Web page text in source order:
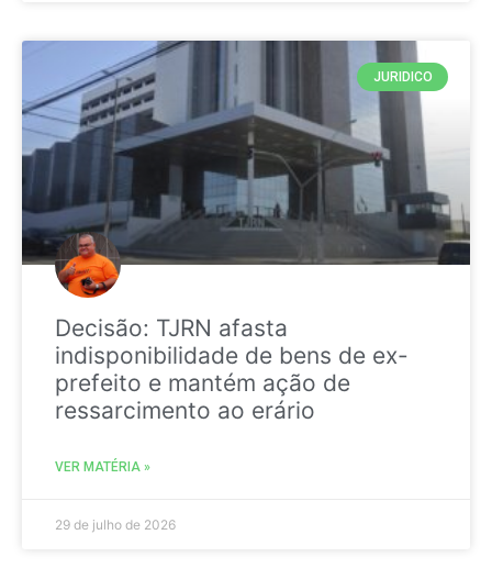
JURIDICO
Decisão: TJRN afasta
indisponibilidade de bens de ex-
prefeito e mantém ação de
ressarcimento ao erário
VER MATÉRIA »
29 de julho de 2026